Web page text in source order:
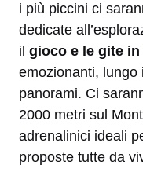
i più piccini ci
dedicate
il gioco e le gite
emozionanti, lungo
panorami. Ci
2000 metri sul
adrenalinici ideali
proposte tutte da